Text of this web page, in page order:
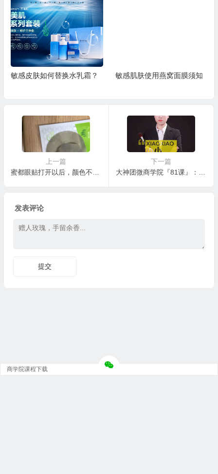
敏感皮肤如何替换水乳霜？ 敏感肌肤使用燕窝面膜须知
上一篇
下一篇
发表评论
商学院课程下载